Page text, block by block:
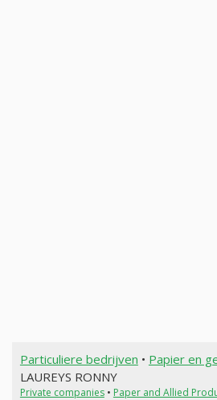
Particuliere bedrijven • Papier en
LAUREYS RONNY
Private companies• Paper and Allied